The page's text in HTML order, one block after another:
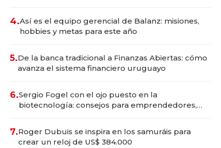
4.Así es el equipo gerencial de Balanz: misiones,
hobbies y metas para este año
5.De la banca tradicional a Finanzas Abiertas: cómo
avanza el sistema financiero uruguayo
6.Sergio Fogel con el ojo puesto en la
biotecnología: consejos para emprendedores,
7.Roger Dubuis se inspira en los samuráis para
crear un reloj de US$ 384.000